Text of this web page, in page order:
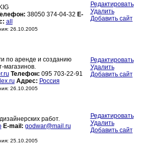
38050 374-04-32 E-
all
26.10.2005
Редактировать
Удалить
Добавить сайт
по аренде и созданию
магазинов.
Телефон: 095 703-22-91
Адрес: Россия
26.10.2005
Редактировать
Удалить
Добавить сайт
работ.
E-mail: godwar@mail.ru
25.10.2005
Редактировать
Удалить
Добавить сайт